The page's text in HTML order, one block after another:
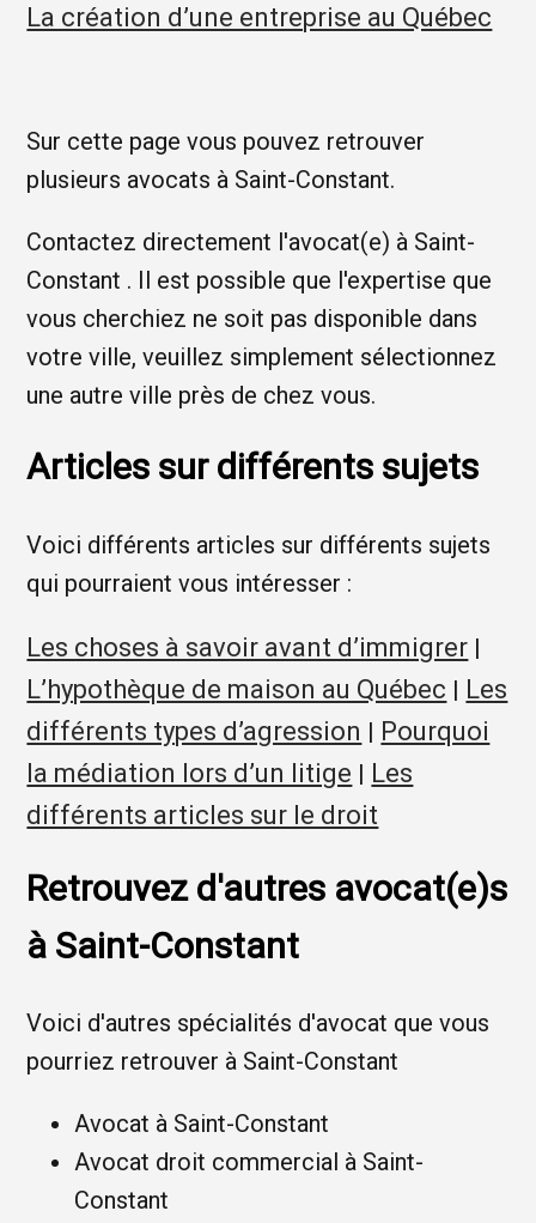
La création d’une entreprise au Québec
Sur cette page vous pouvez retrouver
plusieurs avocats à Saint-Constant.
Contactez directement l'avocat(e) à Saint-
Constant . Il est possible que l'expertise que
vous cherchiez ne soit pas disponible dans
votre ville, veuillez simplement sélectionnez
une autre ville près de chez vous.
Articles sur différents sujets
Voici différents articles sur différents sujets
qui pourraient vous intéresser :
Les choses à savoir avant d’immigrer |
L’hypothèque de maison au Québec | Les
différents types d’agression | Pourquoi
la médiation lors d’un litige | Les
différents articles sur le droit
Retrouvez d'autres avocat(e)s
à Saint-Constant
Voici d'autres spécialités d'avocat que vous
pourriez retrouver à Saint-Constant
Avocat à Saint-Constant
Avocat droit commercial à Saint-
Constant